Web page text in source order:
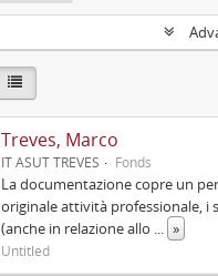
Treves, Marco
IT ASUT TREVES Fonds
La documentazione copre un
originale attività professionale, i
(anche in relazione allo ... »
Untitled